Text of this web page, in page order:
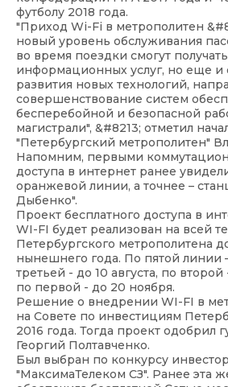
футболу 2018 года.
"Приход Wi-Fi в метрополитен
новый уровень обслуживания
во время поездки смогут
информационных услуг, но еще и
развития новых технологий,
совершенствование систем
бесперебойной и безопасной
магистрали", &#8213; отметил
"Петербургский метрополитен"
Напомним, первыми
доступа в интернет ранее
оранжевой линии, а точнее –
Дыбенко".
Проект бесплатного доступа в
WI-FI будет реализован на всей
Петербургского метрополитена
нынешнего года. По пятой линии
третьей - до 10 августа, по
по первой - до 20 ноября.
Решение о внедрении WI-FI в
на Совете по инвестициям
2016 года. Тогда проект одобрил
Георгий Полтавченко.
Был выбран по конкурсу
"МаксимаТелеком СЗ". Ранее эта